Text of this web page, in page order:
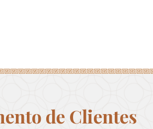
de Clientes